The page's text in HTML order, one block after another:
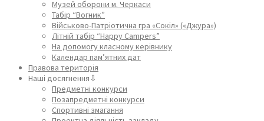
Музей оборони м. Черкаси
Табір “Вогник”
Військово-Патріотична гра «Сокіл» («Джура»)
Літній табір “Happy Campers”
На допомогу класному керівнику
Календар пам’ятних дат
Правова територія
Наші досягнення⇩
Предметні конкурси
Позапредметні конкурси
Спортивні змагання